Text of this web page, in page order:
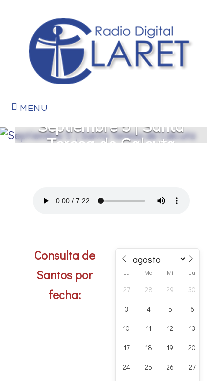
MENU
Septiembre 5 | Santa
Teresa de Calcuta
Consulta de
Santos por
fecha:
Lu Ma Mi Ju
27 28 29 30
3 4 5 6
10 11 12 13
17 18 19 20
24 25 26 27